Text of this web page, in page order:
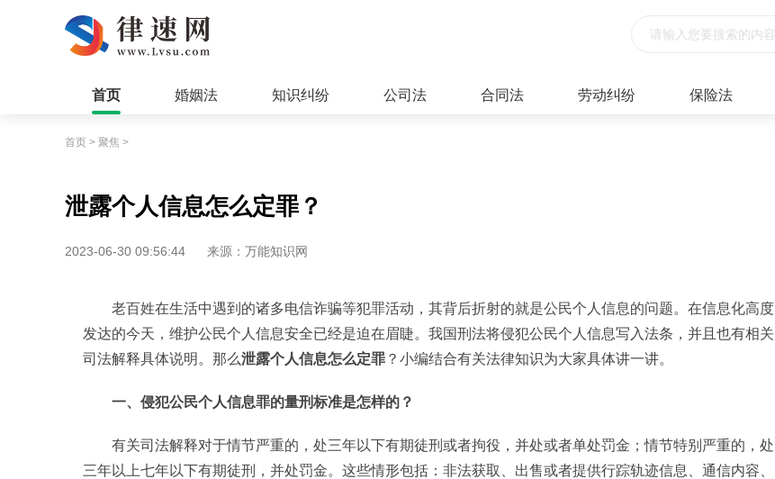
首页 婚姻法 知识纠纷 公司法 合同法 劳动纠纷 保险法
首页 > 聚焦 >
泄露个人信息怎么定罪？
2023-06-30 09:56:44 来源：万能知识网
老百姓在生活中遇到的诸多电信诈骗等犯罪活动，其背后折射的就是公民个人信息的问题。在信息化高度
发达的今天，维护公民个人信息安全已经是迫在眉睫。我国刑法将侵犯公民个人信息写入法条，并且也有相关
司法解释具体说明。那么泄露个人信息怎么定罪 ？小编结合有关法律知识为大家具体讲一讲。
一、侵犯公民个人信息罪的量刑标准是怎样的？
有关司法解释对于情节严重的，处三年以下有期徒刑或者拘役，并处或者单处罚金；情节特别严重的，处
三年以上七年以下有期徒刑，并处罚金。这些情形包括：非法获取、出售或者提供行踪轨迹信息、通信内容、